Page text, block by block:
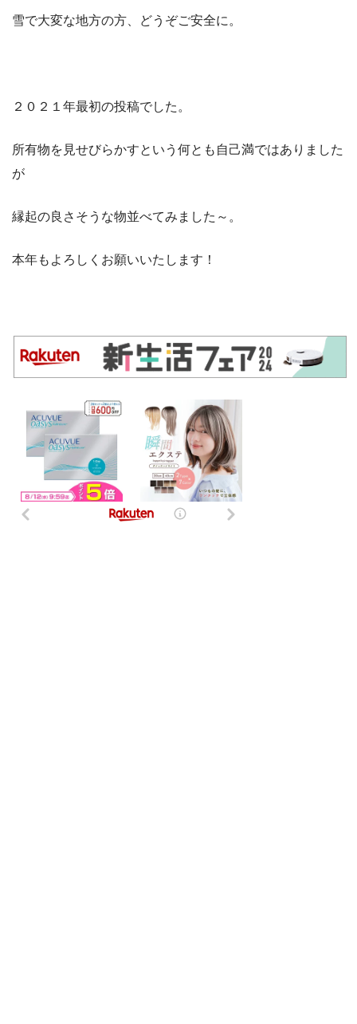
雪で大変な地方の方、どうぞご安全に。
２０２１年最初の投稿でした。
所有物を見せびらかすという何とも自己満ではありました
が
縁起の良さそうな物並べてみました～。
本年もよろしくお願いいたします！